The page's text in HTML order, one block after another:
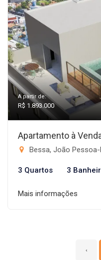
A partir de:
R$ 1.893.000
Apartamento à
Bessa, João Pessoa-
3 Quartos 3
Mais informações
‹